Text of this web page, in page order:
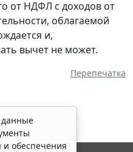
от НДФЛ с доходов от
облагаемой
и,
вычет не может.
Перепечатка
и обеспечения